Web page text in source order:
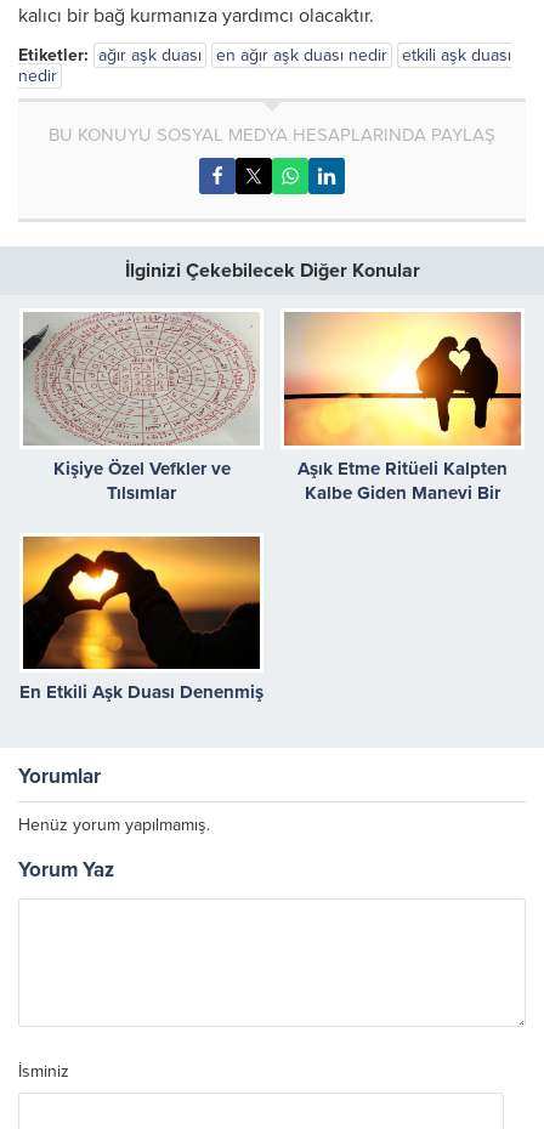
kalıcı bir bağ kurmanıza yardımcı olacaktır.
Etiketler: ağır aşk duası en ağır aşk duası nedir
etkili aşk duası
nedir
BU KONUYU SOSYAL MEDYA HESAPLARINDA PAYLAŞ
İlginizi Çekebilecek Diğer Konular
Kişiye Özel Vefkler ve
Tılsımlar
Aşık Etme Ritüeli Kalpten
Kalbe Giden Manevi Bir
En Etkili Aşk Duası Denenmiş
Yorumlar
Henüz yorum yapılmamış.
Yorum Yaz
İsminiz